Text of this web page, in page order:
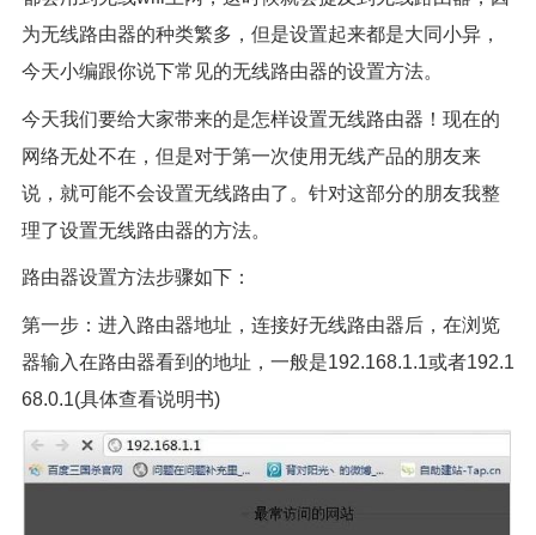
为无线路由器的种类繁多，但是设置起来都是大同小异，
今天小编跟你说下常见的无线路由器的设置方法。
今天我们要给大家带来的是怎样设置无线路由器！现在的
网络无处不在，但是对于第一次使用无线产品的朋友来
说，就可能不会设置无线路由了。针对这部分的朋友我整
理了设置无线路由器的方法。
路由器设置方法步骤如下：
第一步：进入路由器地址，连接好无线路由器后，在浏览
器输入在路由器看到的地址，一般是192.168.1.1或者192.1
68.0.1(具体查看说明书)